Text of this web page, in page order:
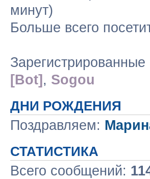
минут)
Больше всего
[Bot] , Sogou
ДНИ РОЖДЕНИЯ
Поздравляем:
СТАТИСТИКА
Всего сообщений: